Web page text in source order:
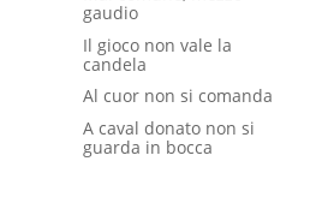
gaudio
Il gioco non vale la
candela
Al cuor non si comanda
A caval donato non si
guarda in bocca